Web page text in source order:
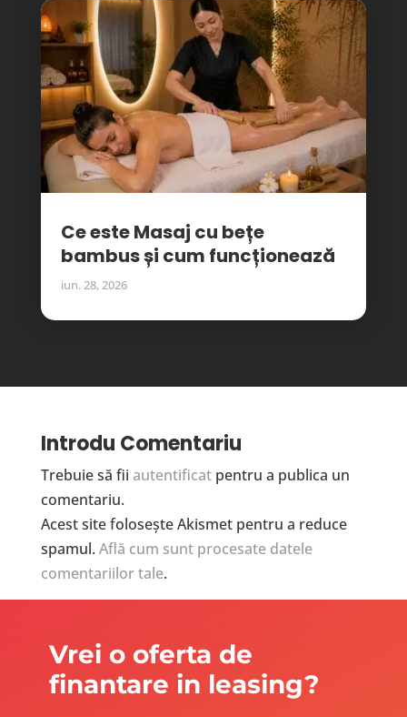
Ce este Masaj cu bețe
bambus și cum funcționează
iun. 28, 2026
Introdu Comentariu
Trebuie să fii autentificatpentru a publica un
comentariu.
Acest site folosește Akismet pentru a reduce
spamul. Află cum sunt procesate datele
comentariilor tale.
Vrei o oferta de
finantare in leasing?